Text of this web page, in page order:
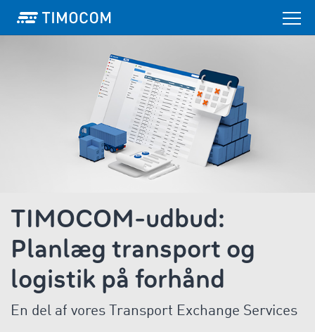
TIMOCOM-udbud:
Planlæg transport og
logistik på forhånd
En del af vores Transport Exchange Services